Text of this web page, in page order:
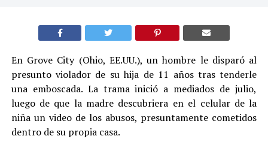
En Grove City (Ohio, EE.UU.), un hombre le disparó al
presunto violador de su hija de 11 años tras tenderle
una emboscada. La trama inició a mediados de julio,
luego de que la madre descubriera en el celular de la
niña un video de los abusos, presuntamente cometidos
dentro de su propia casa.